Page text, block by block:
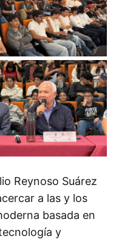
Reynoso Suárez
a las y los
basada en
y